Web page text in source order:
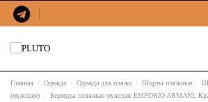
Главная Одежда Одежда для пляжа Шорты пляжные
(мужские)
Бермуды пляжные мужские EMPORIO ARMANI,